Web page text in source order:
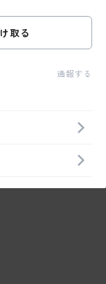
取る
通報する